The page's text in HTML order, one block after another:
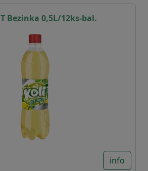
Bezinka 0,5L/12ks-bal.
info